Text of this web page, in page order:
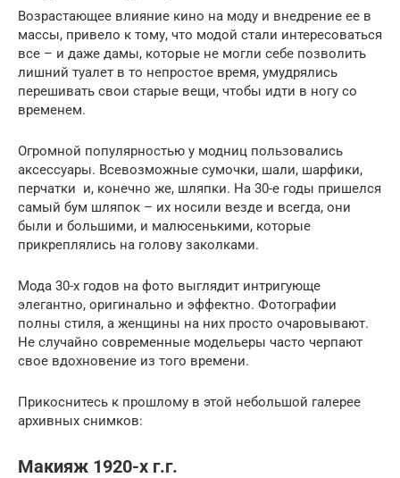
Возрастающее влияние кино на моду и внедрение ее в
массы, привело к тому, что модой стали интересоваться
все – и даже дамы, которые не могли себе позволить
лишний туалет в то непростое время, умудрялись
перешивать свои старые вещи, чтобы идти в ногу со
временем.
Огромной популярностью у модниц пользовались
аксессуары. Всевозможные сумочки, шали, шарфики,
перчатки и, конечно же, шляпки. На 30-е годы пришелся
самый бум шляпок – их носили везде и всегда, они
были и большими, и малюсенькими, которые
прикреплялись на голову заколками.
Мода 30-х годов на фото выглядит интригующе
элегантно, оригинально и эффектно. Фотографии
полны стиля, а женщины на них просто очаровывают.
Не случайно современные модельеры часто черпают
свое вдохновение из того времени.
Прикоснитесь к прошлому в этой небольшой галерее
архивных снимков:
Макияж 1920-х г.г.